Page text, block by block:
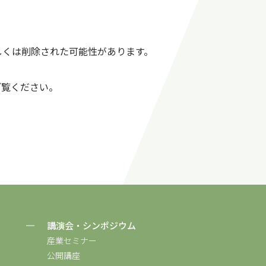
は削除された可能性があります。
ください。
講演会・シンポジウム
産業セミナー
公開講座